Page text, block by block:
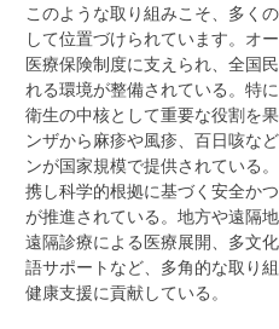
このような取り組みこそ、多く
して位置づけられています。オ
医療保険制度に支えられ、全国
れる環境が整備されている。特
衛生の中核として重要な役割を
ンザから麻疹や風疹、百日咳な
ンが国家規模で提供されている
携し科学的根拠に基づく安全か
が推進されている。地方や遠隔
遠隔診療による医療展開、多文
語サポートなど、多角的な取り
健康支援に貢献している。